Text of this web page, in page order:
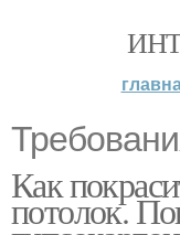
Как
потолок.